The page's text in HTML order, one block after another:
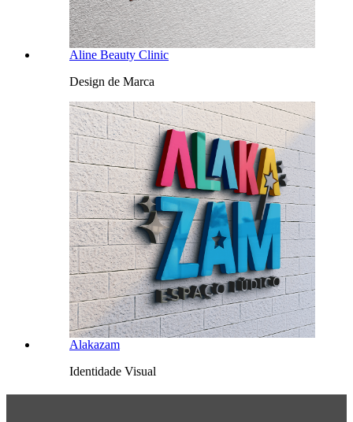
Aline Beauty Clinic
Design de Marca
Alakazam
Identidade Visual